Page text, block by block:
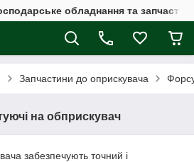
обладнання та
Запчастини до оприскувача
на обприскувач
забезпечують точний і